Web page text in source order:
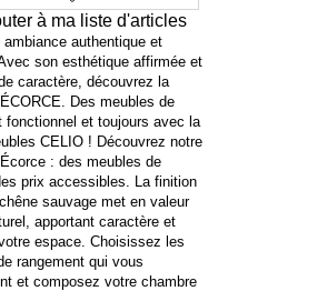
à ma liste d'articles
authentique et
son esthétique affirmée et
caractère, découvrez la
Des meubles de
fonctionnel et toujours avec la
CELIO ! Découvrez notre
: des meubles de
prix accessibles. La finition
sauvage met en valeur
apportant caractère et
espace. Choisissez les
rangement qui vous
et composez votre chambre